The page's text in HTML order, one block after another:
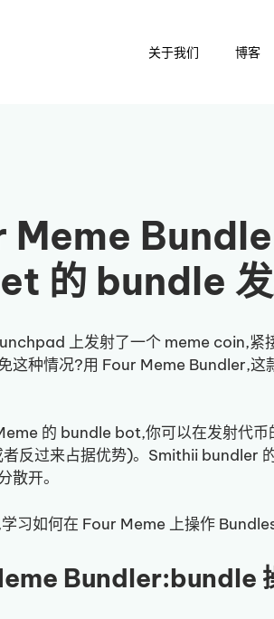
关于我们 博客
Meme
的 bundle
上发射了一个 meme coin,紧
这种情况?用 Four Meme Bundler,这
的 bundle bot,你可以在发射代
者反过来占据优势)。Smithii bundler
散开。
习如何在 Four Meme 上操作 Bundles
Bundler:bundle